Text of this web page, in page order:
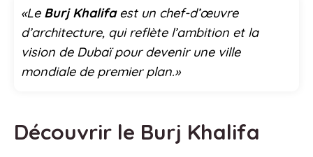
«Le Burj Khalifaest un chef-d’œuvre
d’architecture, qui reflète l’ambition et la
vision de Dubaï pour devenir une ville
mondiale de premier plan.»
Découvrir le Burj Khalifa